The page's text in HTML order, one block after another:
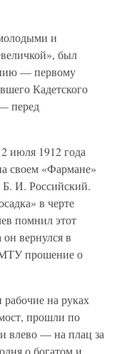
и
был
— первому
Кадетского
перед
июля 1912 года
своем «Фармане»
И. Российский.
в черте
помнил этот
вернулся в
прошение о
рабочие на руках
прошли по
влево — на плац за
о богатом и